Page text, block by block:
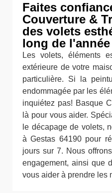
Faites
Couverture &
des volets
long de l'année
Les volets, éléments
extérieure de votre
particulière. Si la
endommagée par les
inquiétez pas! Basque
là pour vous aider.
le décapage de volets,
à Gestas 64190 pour
jours sur 7. Nous
engagement, ainsi que
vous aider à prendre les